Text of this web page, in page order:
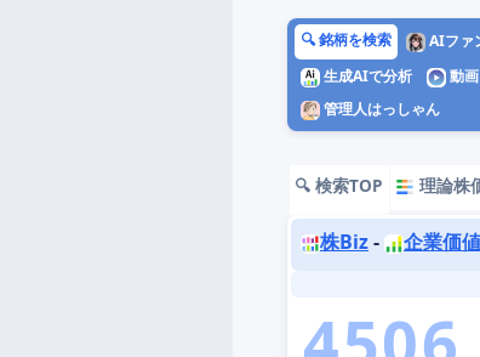
🔍 銘柄を検索 AIファ
生成AIで分析
動
管理人はっしゃん
🔍 検索TOP 理論株
株Biz- 企業価